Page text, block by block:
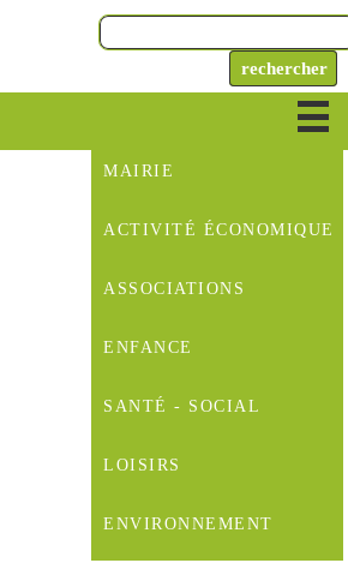
MAIRIE
ACTIVITÉ ÉCONOMIQUE
ASSOCIATIONS
ENFANCE
SANTÉ - SOCIAL
LOISIRS
ENVIRONNEMENT